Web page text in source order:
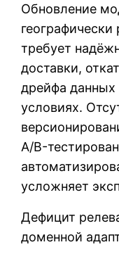
Обновление
требует
доставки,
дрейфа данных
условиях.
A/B-
усложняет
Дефицит
доменной